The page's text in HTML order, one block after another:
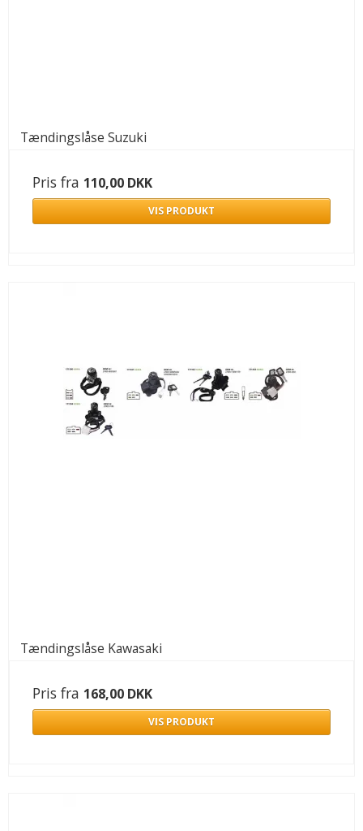
Tændingslåse Suzuki
Pris fra 110,00 DKK
VIS PRODUKT
Tændingslåse Kawasaki
Pris fra 168,00 DKK
VIS PRODUKT